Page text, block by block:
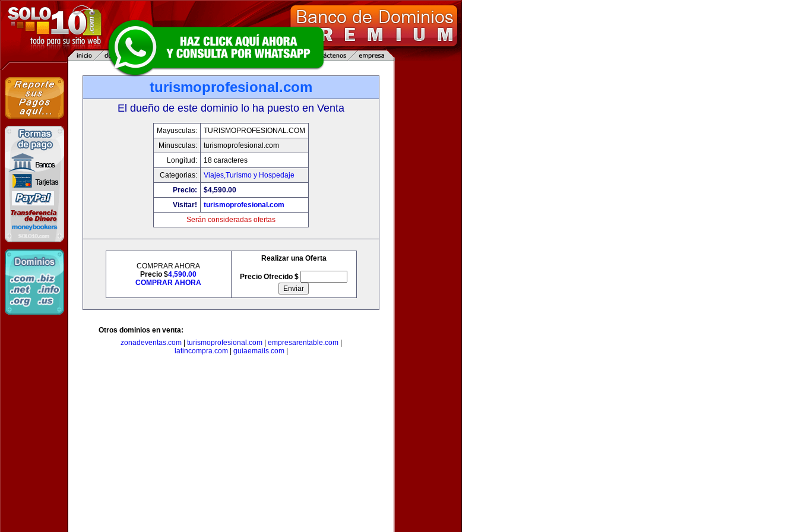
turismoprofesional.com
El dueño de este dominio lo ha puesto en Venta
Mayusculas:
TURISMOPROFESIONAL.COM
Minusculas:
turismoprofesional.com
Longitud:
18 caracteres
Categorias:
Viajes,Turismo y Hospedaje
Precio:
$4,590.00
Visitar!
turismoprofesional.com
Serán consideradas ofertas
COMPRAR AHORA
Precio $4,590.00
COMPRAR AHORA
Realizar una Oferta
Precio Ofrecido $
Otros dominios en venta:
zonadeventas.com| turismoprofesional.com| empresarentable.com|
latincompra.com| guiaemails.com|